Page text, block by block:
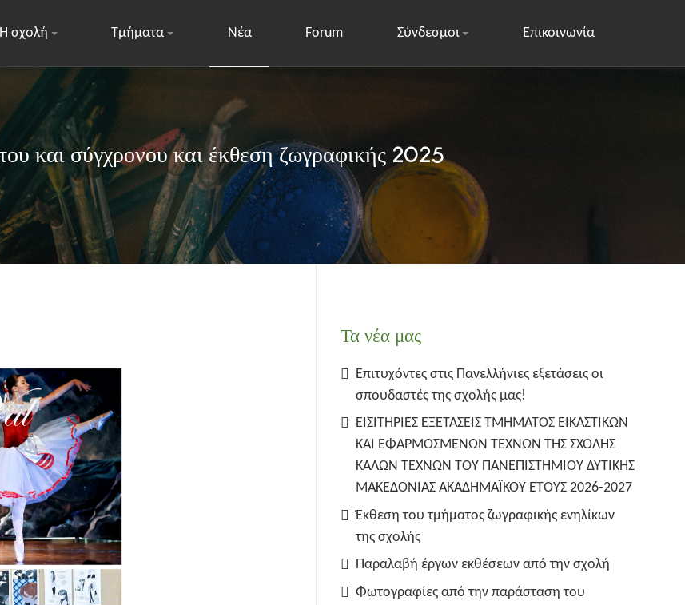
Η σχολή Τμήματα Νέα Forum Σύνδεσμοι Επικοινωνία
και σύγχρονου και έκθεση ζωγραφικής 2025
Τα νέα μας
Επιτυχόντες στις Πανελλήνιες εξετάσεις οι
σπουδαστές της σχολής μας!
ΕΙΣΙΤΗΡΙΕΣ ΕΞΕΤΑΣΕΙΣ ΤΜΗΜΑΤΟΣ ΕΙΚΑΣΤΙΚΩΝ
ΚΑΙ ΕΦΑΡΜΟΣΜΕΝΩΝ ΤΕΧΝΩΝ ΤΗΣ ΣΧΟΛΗΣ
ΚΑΛΩΝ ΤΕΧΝΩΝ ΤΟΥ ΠΑΝΕΠΙΣΤΗΜΙΟΥ ΔΥΤΙΚΗΣ
ΜΑΚΕΔΟΝΙΑΣ ΑΚΑΔΗΜΑΪΚΟΥ ΕΤΟΥΣ 2026-2027
Έκθεση του τμήματος ζωγραφικής ενηλίκων
της σχολής
Παραλαβή έργων εκθέσεων από την σχολή
Φωτογραφίες από την παράσταση του